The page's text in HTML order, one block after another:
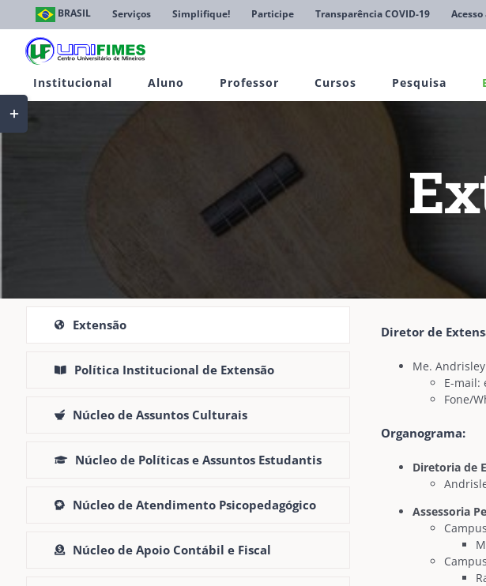
conteúdo
BRASIL Serviços Simplifique! Participe Transparência COVID-19
Institucional Aluno Professor Cursos Pesquisa
Extensão
Política Institucional de Extensão
Núcleo de Assuntos Culturais
Núcleo de Políticas e Assuntos Estudantis
Núcleo de Atendimento Psicopedagógico
Núcleo de Apoio Contábil e Fiscal
Diretor de
Me.
E-mail:
Fone/
Organograma:
Diretoria de
Assessoria
Toggle
Sliding
Bar